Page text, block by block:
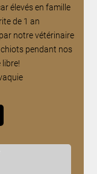
élevés en famille
de 1 an
notre vétérinaire
pendant nos